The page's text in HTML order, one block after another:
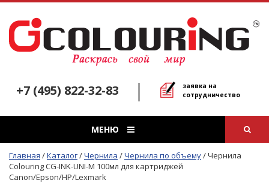
+7 (495) 822-32-83
заявка на
сотрудничество
МЕНЮ
Главная /Каталог/Чернила /Чернила по объему/Чернила
Colouring CG-INK-UNI-M 100мл для картриджей
Canon/Epson/HP/Lexmark